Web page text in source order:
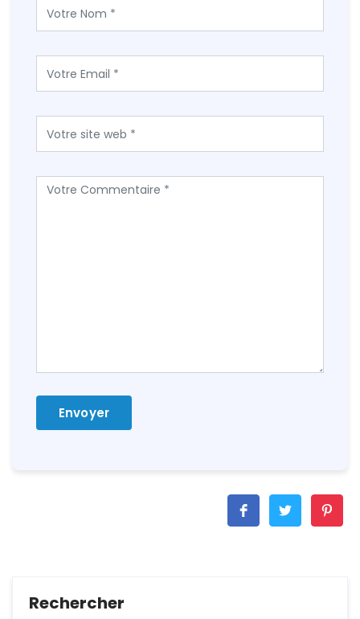
Rechercher